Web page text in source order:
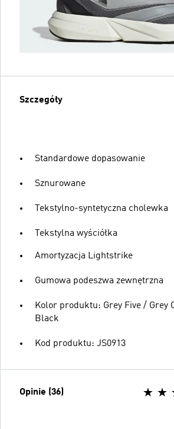
Szczegóły
Standardowe dopasowanie
Sznurowane
Tekstylno-syntetyczna cholewka
Tekstylna wyściółka
Amortyzacja Lightstrike
Gumowa podeszwa zewnętrzna
Kolor produktu: Grey Five / Grey
Black
Kod produktu: JS0913
Opinie (36)